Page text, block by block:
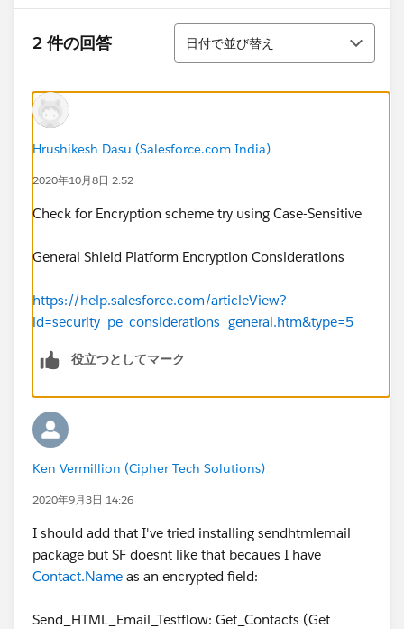
2 件の回答
並び替え
日付で並び替え
Hrushikesh Dasu (Salesforce.com India)
2020年10月8日 2:52
Check for Encryption scheme try using Case-Sensitive
General Shield Platform Encryption Considerations
https://help.salesforce.com/articleView?
id=security_pe_considerations_general.htm&type=5
役立つとしてマーク
Ken Vermillion (Cipher Tech Solutions)
2020年9月3日 14:26
I should add that I've tried installing sendhtmlemail
package but SF doesnt like that becaues I have
Contact.Name as an encrypted field:
Send_HTML_Email_Testflow: Get_Contacts (Get